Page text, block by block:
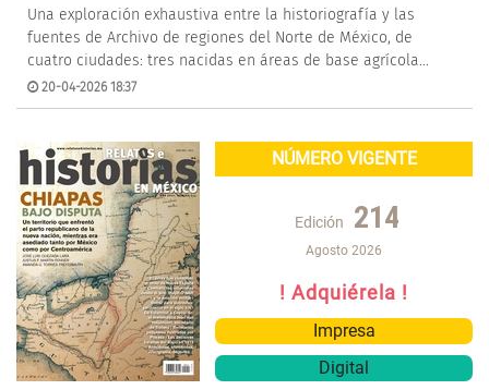
Una exploración exhaustiva entre la historiografía y las
fuentes de Archivo de regiones del Norte de México, de
cuatro ciudades: tres nacidas en áreas de base agrícola...
20-04-2026 18:37
NÚMERO VIGENTE
Edición 214
Agosto 2026
! Adquiérela !
Impresa
Digital